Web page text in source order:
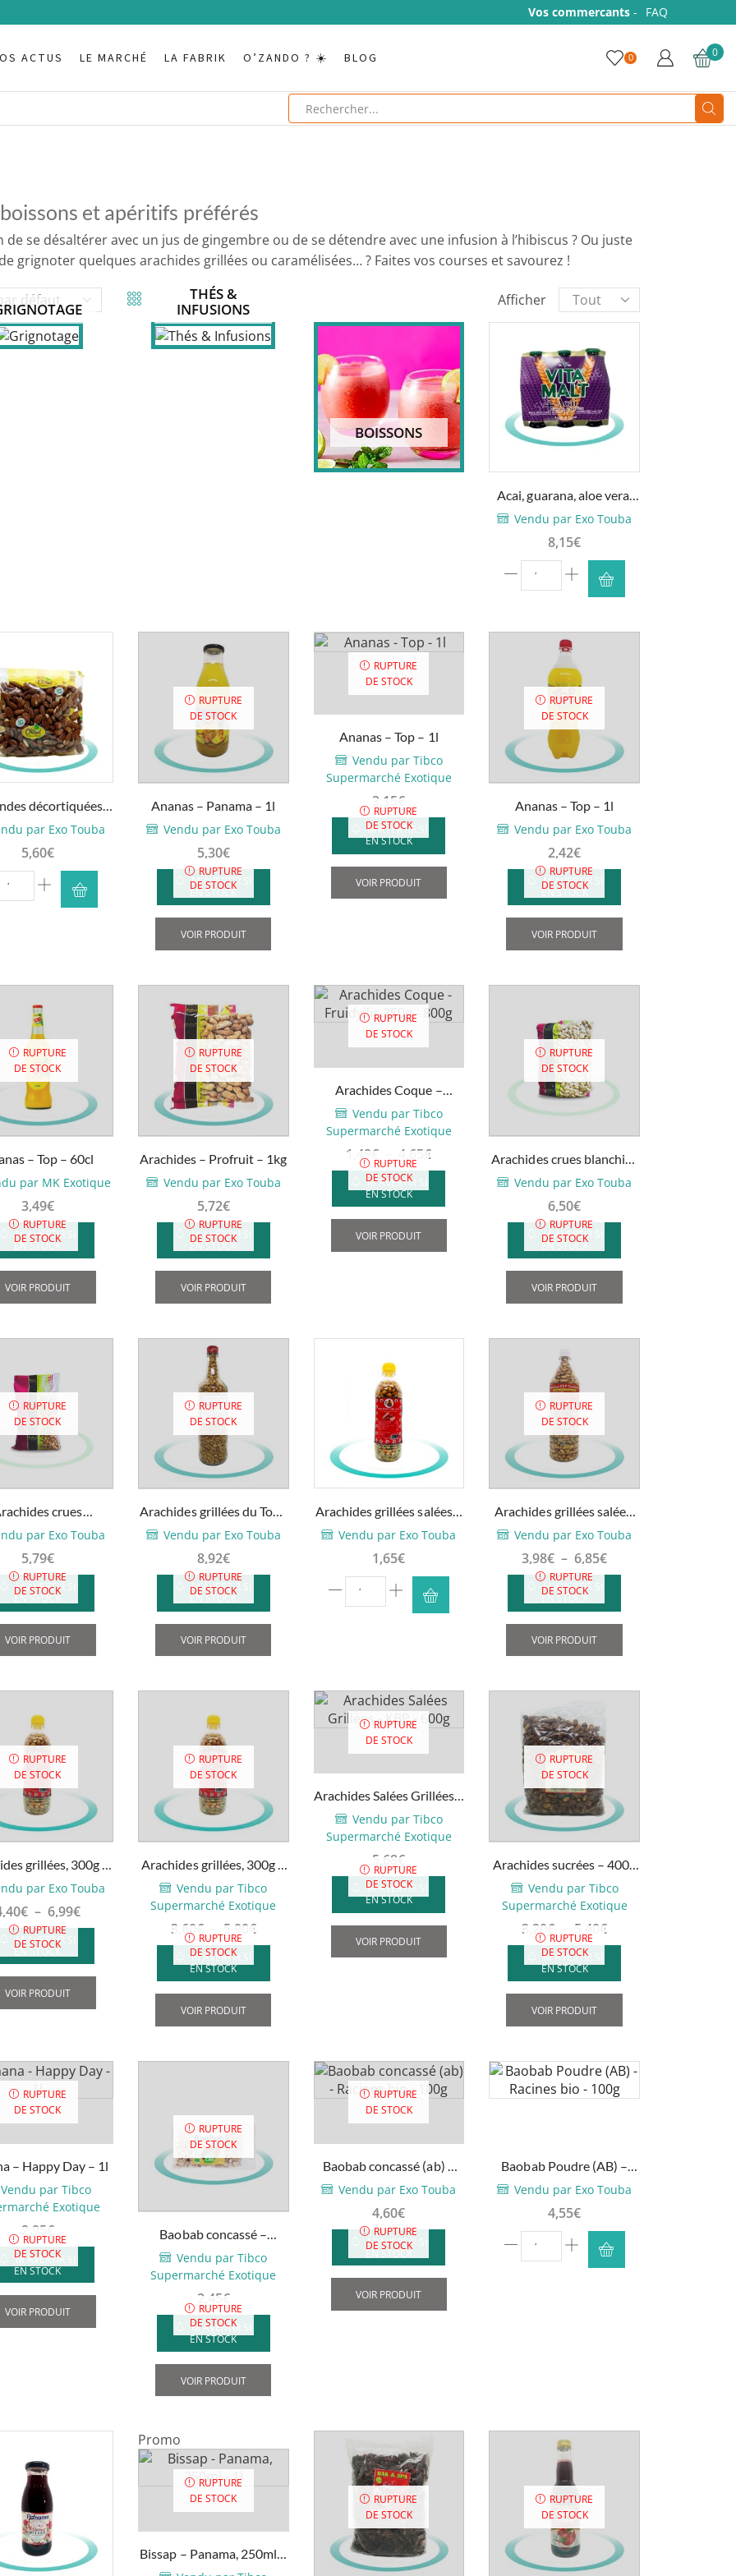
Vos commercants- FAQ
ACTUS LE MARCHÉ LA FABRIK O’ZANDO ? ☀️ BLOG 0 0
et apéritifs préférés
de se désaltérer avec un jus de gingembre ou de se détendre avec une infusion à l’hibiscus ? Ou juste
grignoter quelques arachides grillées ou caramélisées… ? Faites vos courses et savourez !
Afficher
Products
per
THÉS &
INFUSIONS
BOISSONS
Acai, guarana, aloe vera,
pack (x6) – Vita Malt –...
Vendu par Exo Touba
8,15€
quantité
de
guarana,
vera,
pack
(x6)
Vita
Malt
-
6x33cl
décortiquées
sans sel – O’Regal...
par Exo Touba
5,60€
quantité
500g
RUPTURE
DE STOCK
Ananas – Panama – 1l
Vendu par Exo Touba
5,30€
RUPTURE
DE STOCK
M'AVERTIR SI
EN STOCK
VOIR PRODUIT
RUPTURE
DE STOCK
Ananas – Top – 1l
Vendu par Tibco
Supermarché Exotique
3,15€
RUPTURE
DE STOCK
M'AVERTIR SI
EN STOCK
VOIR PRODUIT
RUPTURE
DE STOCK
Ananas – Top – 1l
Vendu par Exo Touba
2,42€
RUPTURE
DE STOCK
M'AVERTIR SI
EN STOCK
VOIR PRODUIT
RUPTURE
DE STOCK
– Top – 60cl
par MK Exotique
3,49€
RUPTURE
DE STOCK
M'AVERTIR SI
EN STOCK
VOIR PRODUIT
RUPTURE
DE STOCK
Arachides – Profruit – 1kg
Vendu par Exo Touba
5,72€
RUPTURE
DE STOCK
M'AVERTIR SI
EN STOCK
VOIR PRODUIT
RUPTURE
DE STOCK
Arachides Coque –
Fruidyllic,250g – 800g
Vendu par Tibco
Supermarché Exotique
1,49€ 4,65€Plage
de
1,49€
4,65€
RUPTURE
DE STOCK
M'AVERTIR SI
EN STOCK
VOIR PRODUIT
Ce
a
options
page
produit
RUPTURE
DE STOCK
Arachides crues blanchies
– Profruit – 1kg
Vendu par Exo Touba
6,50€
RUPTURE
DE STOCK
M'AVERTIR SI
EN STOCK
VOIR PRODUIT
RUPTURE
DE STOCK
crues
– Profruit –
par Exo Touba
5,79€
RUPTURE
DE STOCK
M'AVERTIR SI
EN STOCK
VOIR PRODUIT
RUPTURE
DE STOCK
Arachides grillées du Togo
– 1kg
Vendu par Exo Touba
8,92€
RUPTURE
DE STOCK
M'AVERTIR SI
EN STOCK
VOIR PRODUIT
Arachides grillées salées –
100g
Vendu par Exo Touba
1,65€
quantité
de
100g
RUPTURE
DE STOCK
Arachides grillées salées,
300g – 600g
Vendu par Exo Touba
3,98€ – 6,85€Plage
de
3,98€
6,85€
RUPTURE
DE STOCK
M'AVERTIR SI
EN STOCK
VOIR PRODUIT
Ce
a
sur
page
RUPTURE
DE STOCK
grillées, 300g –
600g
par Exo Touba
€ – 6,99€Plage
de
4,40€
6,99€
RUPTURE
DE STOCK
M'AVERTIR SI
EN STOCK
VOIR PRODUIT
Ce
a
Les
sur
page
RUPTURE
DE STOCK
Arachides grillées, 300g –
600g
Vendu par Tibco
Supermarché Exotique
3,60€ 5,90€Plage
de
3,60€
5,90€
RUPTURE
DE STOCK
M'AVERTIR SI
EN STOCK
VOIR PRODUIT
Ce
a
variations.
choisies
RUPTURE
DE STOCK
Arachides Salées Grillées –
KBP – 600g
Vendu par Tibco
Supermarché Exotique
5,68€
RUPTURE
DE STOCK
M'AVERTIR SI
EN STOCK
VOIR PRODUIT
RUPTURE
DE STOCK
Arachides sucrées – 400g
– 1kg
Vendu par Tibco
Supermarché Exotique
3,20€ 5,40€Plage
de
3,20€
5,40€
RUPTURE
DE STOCK
M'AVERTIR SI
EN STOCK
VOIR PRODUIT
Ce
a
variations.
choisies
sur
page
produit
RUPTURE
DE STOCK
– Happy Day – 1l
Vendu par Tibco
Exotique
2,95€
RUPTURE
DE STOCK
M'AVERTIR SI
EN STOCK
VOIR PRODUIT
RUPTURE
DE STOCK
Baobab concassé –
Racines bio – 100g
Vendu par Tibco
Supermarché Exotique
2,45€
RUPTURE
DE STOCK
M'AVERTIR SI
EN STOCK
VOIR PRODUIT
RUPTURE
DE STOCK
Baobab concassé (ab) –
Racines bio – 100g
Vendu par Exo Touba
4,60€
RUPTURE
DE STOCK
M'AVERTIR SI
EN STOCK
VOIR PRODUIT
Baobab Poudre (AB) –
Racines bio – 100g
Vendu par Exo Touba
4,55€
quantité
de
Promo
RUPTURE
DE STOCK
Bissap – Panama, 250ml –
1l
RUPTURE
DE STOCK
RUPTURE
DE STOCK